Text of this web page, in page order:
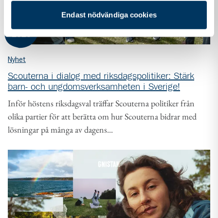
Endast nödvändiga cookies
03 jun
Nyhet
Scouterna i dialog med riksdagspolitiker: Stärk
barn- och ungdomsverksamheten i Sverige!
Inför höstens riksdagsval träffar Scouterna politiker från
olika partier för att berätta om hur Scouterna bidrar med
lösningar på många av dagens...